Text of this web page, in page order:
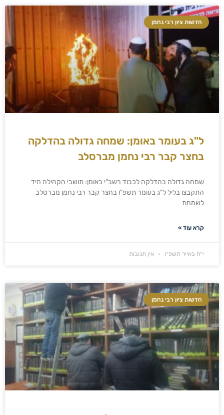
חדשות ציון רבי נחמן
ל"ג בעומר באומן: שמחה גדולה בהדלקה
בחצר קבר רבי נחמן מברסלב
שמחה גדולה בהדלקה לכבוד רשב"י באומן: תושבי הקהילה היד
התקבצו בליל ל"ג בעומר תשפ"ו בחצר קבר רבי נחמן מברסלב
לשמחת
קרא עוד »
י״ח באייר תשפ״ו אין תגובות
חדשות ציון רבי נחמן